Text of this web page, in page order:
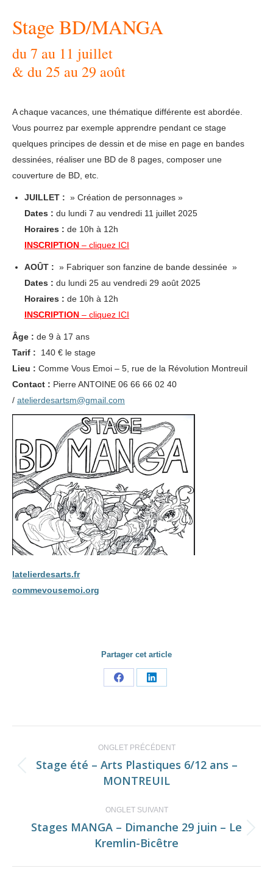
Stage BD/MANGA
du 7 au 11 juillet
& du 25 au 29 août
A chaque vacances, une thématique différente est abordée.
Vous pourrez par exemple apprendre pendant ce stage
quelques principes de dessin et de mise en page en bandes
dessinées, réaliser une BD de 8 pages, composer une
couverture de BD, etc.
JUILLET : » Création de personnages »
Dates : du lundi 7 au vendredi 11 juillet 2025
Horaires : de 10h à 12h
INSCRIPTION – cliquez ICI
AOÛT : » Fabriquer son fanzine de bande dessinée »
Dates : du lundi 25 au vendredi 29 août 2025
Horaires : de 10h à 12h
INSCRIPTION – cliquez ICI
Âge : de 9 à 17 ans
Tarif :
140 € le stage
Lieu : Comme Vous Emoi – 5, rue de la Révolution Montreuil
Contact : Pierre ANTOINE 06 66 66 02 40
/ atelierdesartsm@gmail.com
latelierdesarts.fr
commevousemoi.org
Partager cet article
Share
Share
Navigation
de
commentaire
ONGLET PRÉCÉDENT
Onglet
précédent
Stage été – Arts Plastiques 6/12 ans –
MONTREUIL
ONGLET SUIVANT
Onglet
suivant
Stages MANGA – Dimanche 29 juin – Le
Kremlin-Bicêtre